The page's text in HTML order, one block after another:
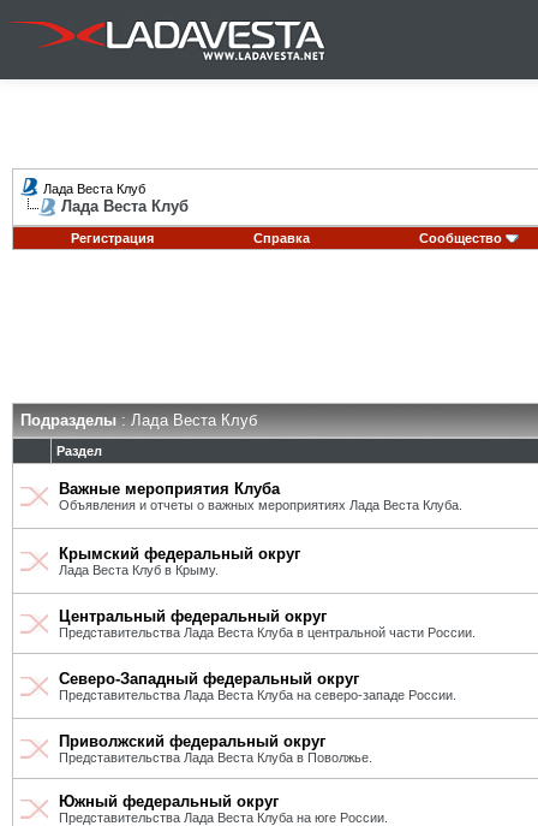
Лада Веста Клуб
Лада Веста Клуб
Регистрация Справка Сообщество
Подразделы: Лада Веста Клуб
Раздел
Важные мероприятия Клуба
Объявления и отчеты о важных мероприятиях Лада Веста Клуба.
Крымский федеральный округ
Лада Веста Клуб в Крыму.
Центральный федеральный округ
Представительства Лада Веста Клуба в центральной части России.
Северо-Западный федеральный округ
Представительства Лада Веста Клуба на северо-западе России.
Приволжский федеральный округ
Представительства Лада Веста Клуба в Поволжье.
Южный федеральный округ
Представительства Лада Веста Клуба на юге России.